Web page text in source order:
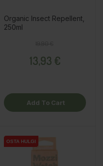
Organic Insect Repellent,
250ml
13,93 €
Add To Cart
OSTA HULGI
OSTA HULGI